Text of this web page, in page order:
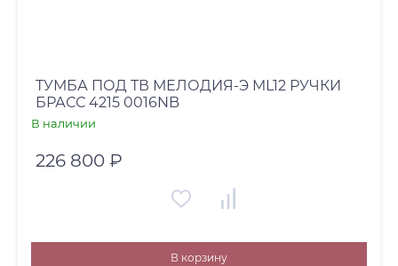
ТУМБА ПОД ТВ МЕЛОДИЯ-Э ML12 РУЧКИ
БРАСС 4215 0016NB
В наличии
226 800 ₽
В корзину